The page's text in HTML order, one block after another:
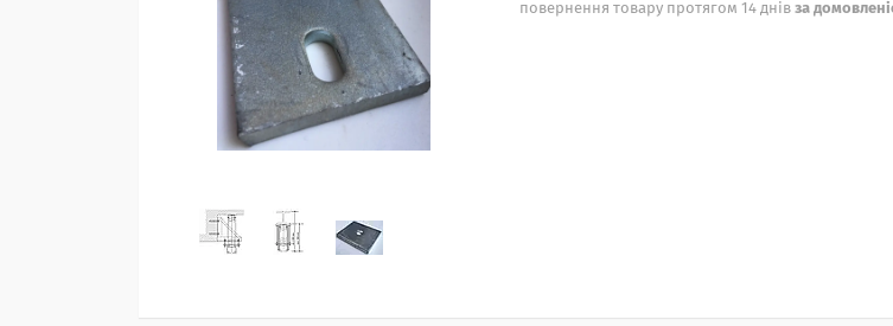
повернення товару протягом 14 днів за